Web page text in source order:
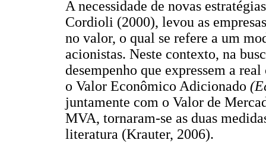
A necessidade de novas
Cordioli (2000), levou as
no valor, o qual se refere a um
acionistas. Neste contexto, na
desempenho que expressem a
o Valor Econômico Adicionado
juntamente com o Valor de
MVA, tornaram-se as duas
literatura (Krauter, 2006).